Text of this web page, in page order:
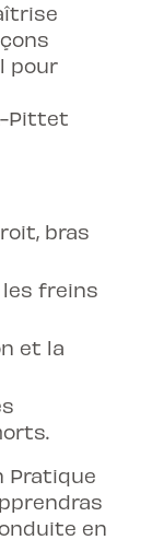
pour
Pittet
bras
les freins
et la
Pratique
en